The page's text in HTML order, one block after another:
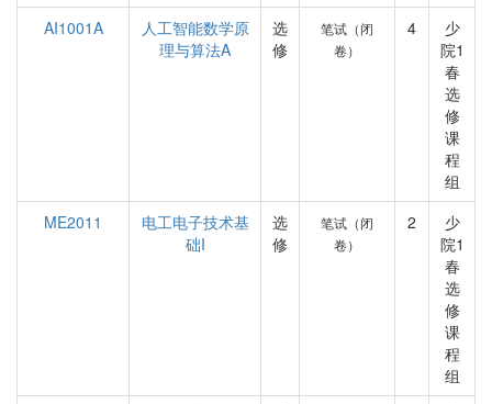
AI1001A
人工智能数学原
理与算法A
选
修
笔试（闭
卷）
4
少
院1
春
选
修
课
程
组
ME2011
电工电子技术基
础I
选
修
笔试（闭
卷）
2
少
院1
春
选
修
课
程
组